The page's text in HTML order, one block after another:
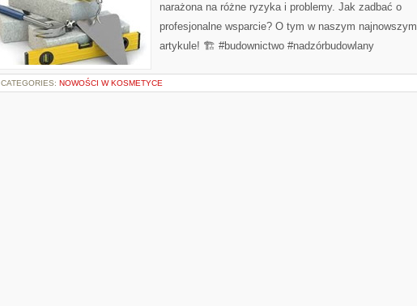
narażona na różne ryzyka i problemy. Jak zadbać o
profesjonalne wsparcie? O tym w naszym najnowszym
artykule! 🏗️ #budownictwo #nadzórbudowlany
CATEGORIES: NOWOŚCI W KOSMETYCE